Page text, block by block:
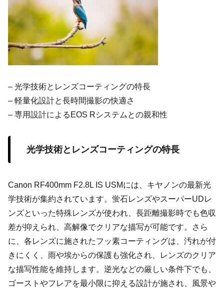
– 光学技術とレンズコーティングの特長
– 軽量化設計と長時間撮影の快適さ
– 専用設計によるEOS Rシステムとの親和性
光学技術とレンズコーティングの特長
Canon RF400mm F2.8L IS USMには、キヤノンの最新光
学技術が集約されています。蛍石レンズやスーパーUDレ
ンズといった特殊レンズが使われ、長距離撮影時でも色収
差が抑えられ、高解像でクリアな描写が可能です。さら
に、各レンズに施されたフッ素コーティングは、汚れが付
きにくく、雨や埃からの保護も強化され、レンズのクリア
な描写性能を維持します。逆光などの厳しい条件下でも、
ゴーストやフレアを最小限に抑える設計が施され、風景や